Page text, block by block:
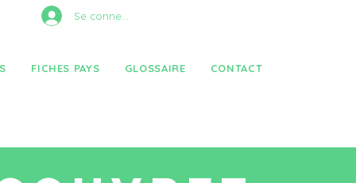
Se connecter
FICHES PAYS GLOSSAIRE CONTACT